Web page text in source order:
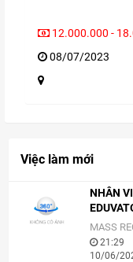
12.000.000 -
08/07/2023
Việc làm mới
NHÂN
MASS
21:29
10/06/